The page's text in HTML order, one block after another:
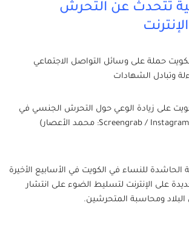
تتحدث عن التحرش
حملة على وسائل التواصل الاجتماعي
وتبادل الشهادات
على زيادة الوعي حول التحرش الجنسي في
للنساء في الكويت في الأسابيع الأخيرة
على الإنترنت لتسليط الضوء على انتشار
ومحاسبة المتحرشين.